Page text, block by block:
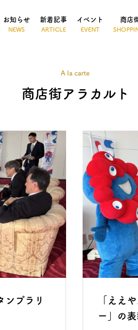
お知らせ 新着記事 イベント 商店
A la carte
商店街アラカルト
ンプラリ
「ええ
ー」の